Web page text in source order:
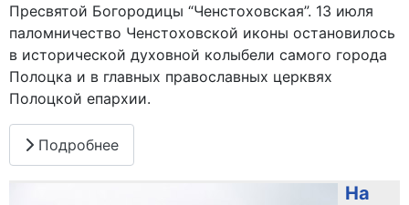
Пресвятой Богородицы “Ченстоховская”. 13 июля
паломничество Ченстоховской иконы остановилось
в исторической духовной колыбели самого города
Полоцка и в главных православных церквях
Полоцкой епархии.
Подробнее
На